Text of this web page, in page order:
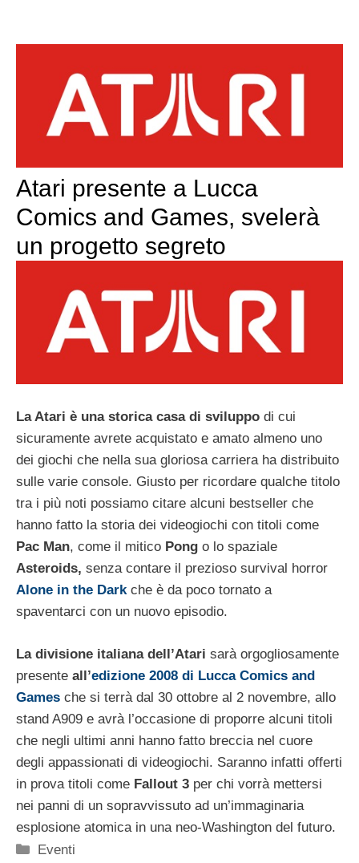
Atari presente a Lucca
Comics and Games, svelerà
un progetto segreto
La Atari è una storica casa di sviluppo di cui
sicuramente avrete acquistato e amato almeno uno
dei giochi che nella sua gloriosa carriera ha distribuito
sulle varie console. Giusto per ricordare qualche titolo
tra i più noti possiamo citare alcuni bestseller che
hanno fatto la storia dei videogiochi con titoli come
Pac Man, come il mitico Pong o lo spaziale
Asteroids, senza contare il prezioso survival horror
Alone in the Dark che è da poco tornato a
spaventarci con un nuovo episodio.
La divisione italiana dell’Atari sarà orgogliosamente
presente all’edizione 2008 di Lucca Comics and
Games che si terrà dal 30 ottobre al 2 novembre, allo
stand A909 e avrà l’occasione di proporre alcuni titoli
che negli ultimi anni hanno fatto breccia nel cuore
degli appassionati di videogiochi. Saranno infatti offerti
in prova titoli come Fallout 3 per chi vorrà mettersi
nei panni di un sopravvissuto ad un’immaginaria
esplosione atomica in una neo-Washington del futuro.
Categorie
Eventi